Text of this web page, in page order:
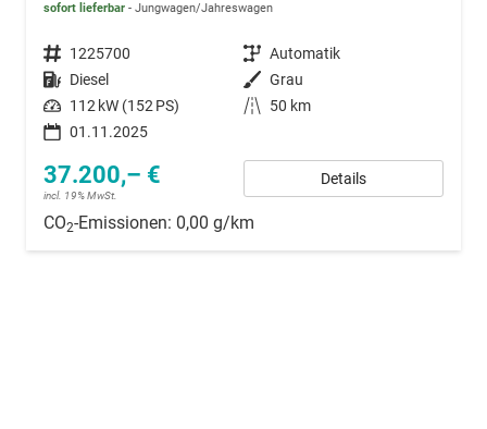
sofort lieferbar Jungwagen/Jahreswagen
Fahrzeugnummer 1225700 Getriebe Automatik
Kraftstoff Diesel Außenfarbe Grau
Leistung 112 kW (152 PS) Kilometerstand
50 km
01.11.2025
37.200,– €
incl. 19% MwSt.
Details
CO2-Emissionen: 0,00 g/km